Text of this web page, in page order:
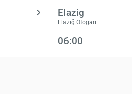
Elazig
Elazığ Otogarı
06:00